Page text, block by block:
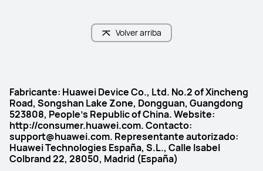
Volver arriba
Fabricante: Huawei Device Co., Ltd. No.2 of Xincheng
Road, Songshan Lake Zone, Dongguan, Guangdong
523808, People's Republic of China. Website:
http://consumer.huawei.com. Contacto:
support@huawei.com. Representante autorizado:
Huawei Technologies España, S.L., Calle Isabel
Colbrand 22, 28050, Madrid (España)